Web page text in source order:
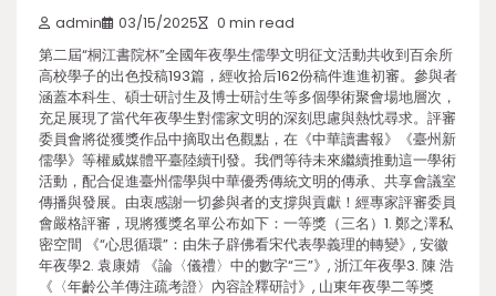
admin 03/15/2025 0 min read
第二屆“桐江書院杯”全國年夜學生儒學文明征文活動共收到百余所
高校學子的出色投稿193篇，經收拾后162份稿件進進初審。參與者
涵蓋本科生、碩士研討生及博士研討生等多個學術聚會場地層次，
充足展現了當代年夜學生對儒家文明的深刻思慮與熱忱尋求。評審
委員會將從獲獎作品中摘取出色觀點，在《中華讀書報》《臺州新
儒學》等權威媒體平臺陸續刊發。我們等待未來繼續推動這一學術
活動，配合促進臺州儒學與中華優秀傳統文明的傳承、共享會議室
傳播與發展。由衷感謝一切參與者的支撐與貢獻！經專家評審委員
會嚴格評審，現將獲獎名單公布如下：一等獎（三名）1. 鄭之澤私
密空間 《“心思循環”：由朱子辟佛看宋代表學義理的轉變》, 安徽
年夜學2. 袁康婧 《論〈儀禮〉中的數字“三”》, 浙江年夜學3. 陳 浩
《〈年齡公羊傳注疏考證〉內容詮釋研討》, 山東年夜學二等獎